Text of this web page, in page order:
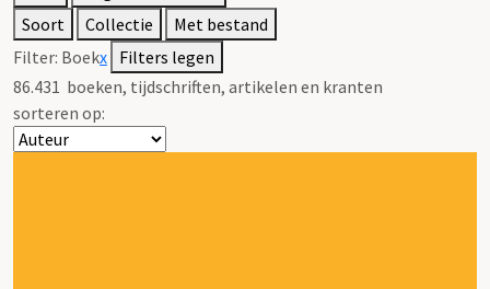
Soort
Collectie
Met bestand
Filter: Boekx Filters legen
86.431 boeken, tijdschriften, artikelen en kranten
sorteren op: